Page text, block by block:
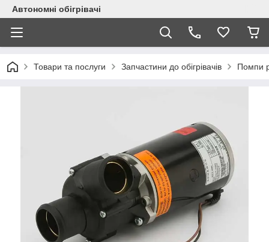
Автономні обігрівачі
Товари та послуги Запчастини до обігрівачів Помпи